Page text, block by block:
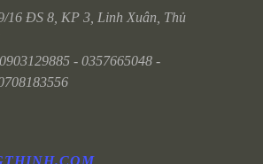
16 ĐS 8, KP 3, Linh Xuân, Thủ
0903129885 - 0357665048 -